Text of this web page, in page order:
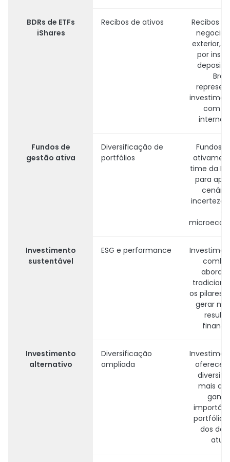
BDRs de ETFs
iShares
Recibos de ativos
Recibos
exterior,
por
com
Fundos de
gestão ativa
Diversificação de
portfólios
Fundos
time da
para
e
Investimento
sustentável
ESG e performance
os pilares
gerar
Investimento
alternativo
Diversificação
ampliada
mais
portfólios
dos